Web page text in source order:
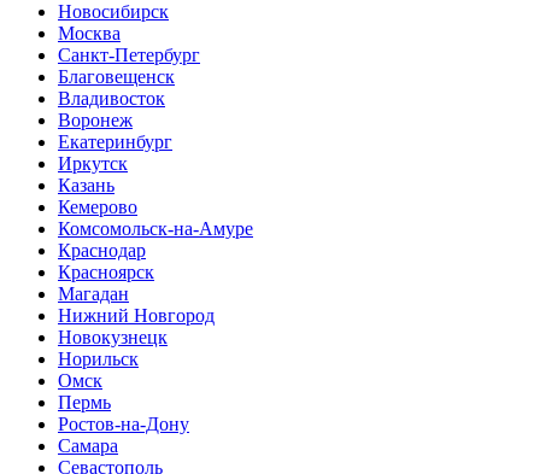
Новосибирск
Москва
Санкт-Петербург
Благовещенск
Владивосток
Воронеж
Екатеринбург
Иркутск
Казань
Кемерово
Комсомольск-на-Амуре
Краснодар
Красноярск
Магадан
Нижний Новгород
Новокузнецк
Норильск
Омск
Пермь
Ростов-на-Дону
Самара
Севастополь